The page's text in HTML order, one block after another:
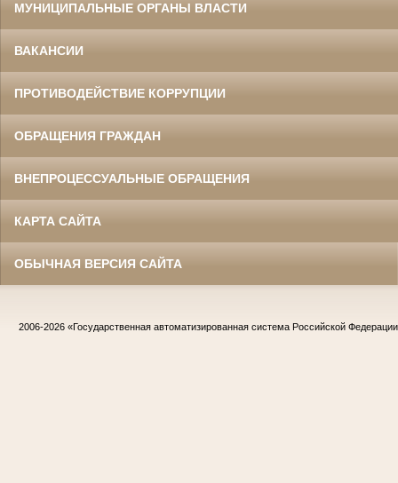
МУНИЦИПАЛЬНЫЕ ОРГАНЫ ВЛАСТИ
ВАКАНСИИ
ПРОТИВОДЕЙСТВИЕ КОРРУПЦИИ
ОБРАЩЕНИЯ ГРАЖДАН
ВНЕПРОЦЕССУАЛЬНЫЕ ОБРАЩЕНИЯ
КАРТА САЙТА
ОБЫЧНАЯ ВЕРСИЯ САЙТА
2006-2026 «Государственная автоматизированная система Российской